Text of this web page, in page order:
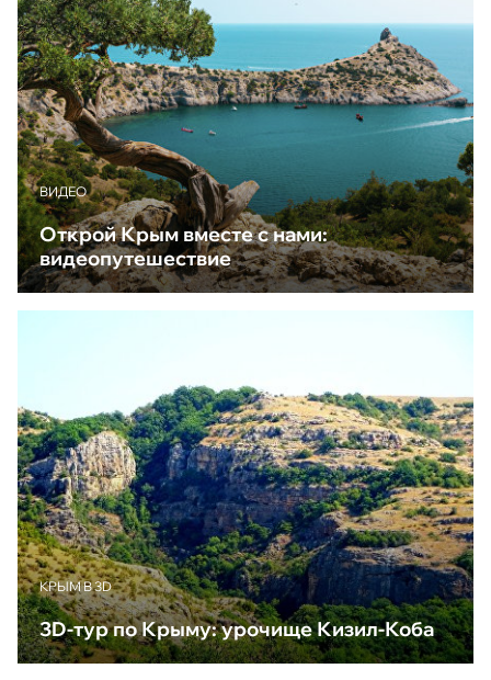
ВИДЕО
Открой Крым вместе с нами:
видеопутешествие
КРЫМ В 3D
3D-тур по Крыму: урочище Кизил-Коба